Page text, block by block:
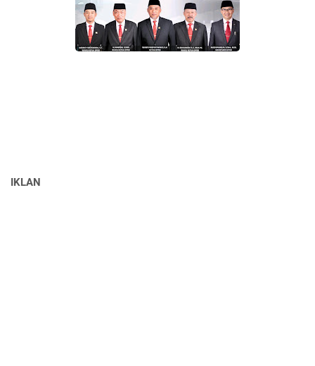
IKLAN